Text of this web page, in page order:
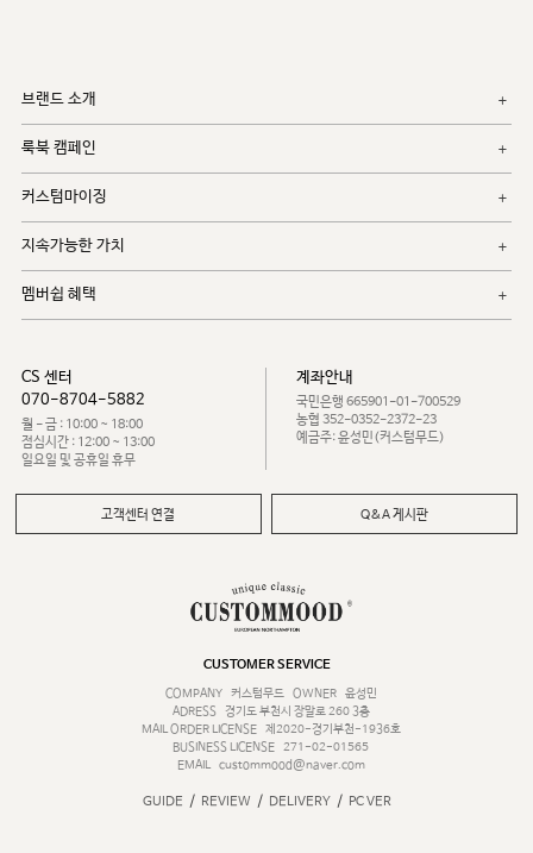
브랜드 소개
룩북 캠페인
커스텀마이징
지속가능한 가치
멤버쉽 혜택
CS 센터
070-8704-5882
월 - 금 : 10:00 ~ 18:00
점심시간 : 12:00 ~ 13:00
일요일 및 공휴일 휴무
계좌안내
국민은행 665901-01-700529
농협 352-0352-2372-23
예금주: 윤성민(커스텀무드)
고객센터 연결 Q&A 게시판
CUSTOMER SERVICE
COMPANY
커스텀무드 OWNER
윤성민
ADRESS
경기도 부천시 장말로 260 3층
MAIL ORDER LICENSE
제2020-경기부천-1936호
BUSINESS LICENSE 271-02-01565
EMAIL
custommood@naver.com
GUIDE / REVIEW / DELIVERY / PC VER